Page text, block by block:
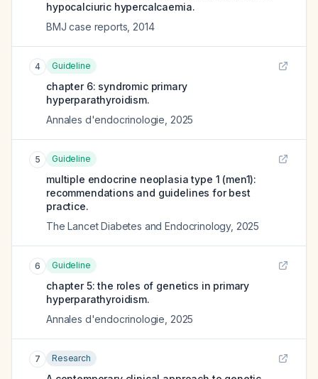
hypocalciuric hypercalcaemia.
BMJ case reports 2014
4 Guideline
chapter 6: syndromic primary
hyperparathyroidism.
Annales d'endocrinologie 2025
5 Guideline
multiple endocrine neoplasia type 1 (men1):
recommendations and guidelines for best
practice.
The Lancet Diabetes and Endocrinology, 2025
6 Guideline
chapter 5: the roles of genetics in primary
hyperparathyroidism.
Annales d'endocrinologie 2025
7 Research